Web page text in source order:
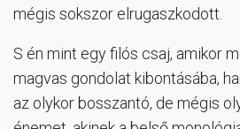
mégis sokszor elrugaszkodott.
S én mint egy filós csaj, amikor
magvas gondolat kibontásába,
az olykor bosszantó, de mégis